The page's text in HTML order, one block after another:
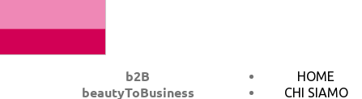
b2B
beautyToBusiness
HOME
CHI SIAMO